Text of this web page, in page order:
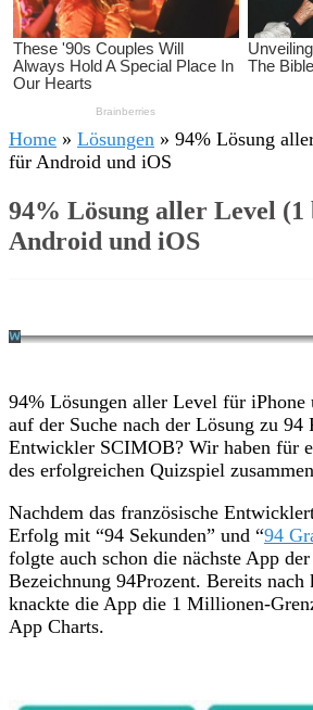
Home » Lösungen » 94% Lösung
für Android und iOS
94% Lösung aller Level (1
Android und iOS
94% Lösungen aller Level für
auf der Suche nach der Lösung zu 94
Entwickler SCIMOB? Wir haben für
des erfolgreichen Quizspiel
Nachdem das französische
Erfolg mit “94 Sekunden” und “94
folgte auch schon die nächste App
Bezeichnung 94Prozent. Bereits nach
knackte die App die 1 Millionen-
App Charts.